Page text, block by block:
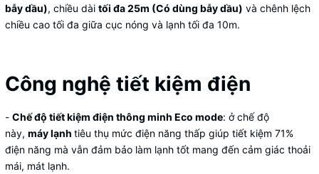
bẫy dầu), chiều dài tối đa 25m (Có dùng bẫy dầu) và chênh lệch
chiều cao tối đa giữa cục nóng và lạnh tối đa 10m.
Công nghệ tiết kiệm điện
- Chế độ tiết kiệm điện thông minh Eco mode: ở chế độ
này, máy lạnh tiêu thụ mức điện năng thấp giúp tiết kiệm 71%
điện năng mà vẫn đảm bảo làm lạnh tốt mang đến cảm giác thoải
mái, mát lạnh.